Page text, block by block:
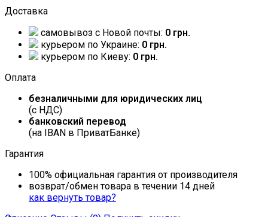
Доставка
самовывоз c Новой почты: 0 грн.
курьером по Украине: 0 грн.
курьером по Киеву: 0 грн.
Оплата
безналичными для юридических лиц
(с НДС)
банковский перевод
(на IBAN в ПриватБанке)
Гарантия
100% официальная гарантия от производителя
возврат/обмен товара в течении 14 дней
как вернуть товар?